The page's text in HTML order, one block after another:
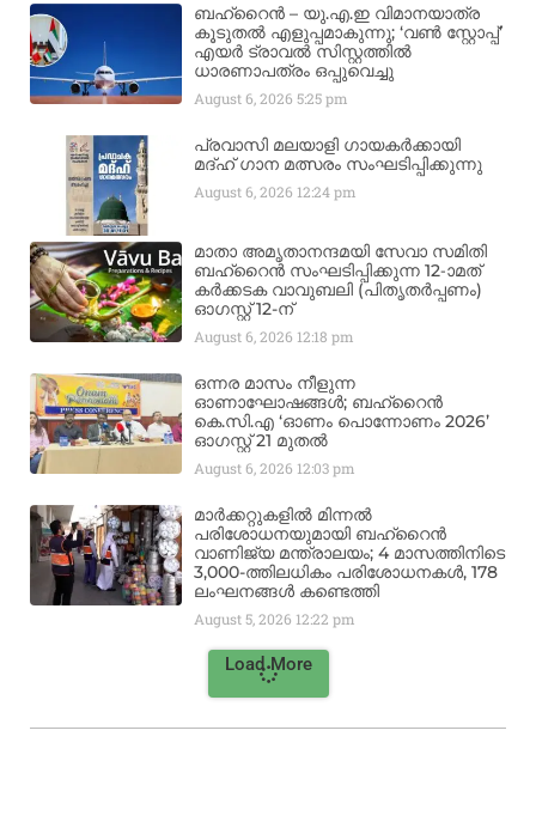
ബഹ്‌റൈൻ – യു.എ.ഇ വിമാനയാത്ര
കൂടുതൽ എളുപ്പമാകുന്നു; ‘വൺ സ്റ്റോപ്പ്’
എയർ ട്രാവൽ സിസ്റ്റത്തിൽ
ധാരണാപത്രം ഒപ്പുവെച്ചു
August 6, 20265:25 pm
പ്രവാസി മലയാളി ഗായകർക്കായി
മദ്ഹ് ഗാന മത്സരം സംഘടിപ്പിക്കുന്നു
August 6, 2026 12:24 pm
മാതാ അമൃതാനന്ദമയി സേവാ സമിതി
ബഹ്‌റൈൻ സംഘടിപ്പിക്കുന്ന 12-ാമത്
കർക്കടക വാവുബലി (പിതൃതർപ്പണം)
ഓഗസ്റ്റ് 12-ന്
August 6, 2026 12:18 pm
ഒന്നര മാസം നീളുന്ന
ഓണാഘോഷങ്ങൾ; ബഹ്‌റൈൻ
കെ.സി.എ ‘ഓണം പൊന്നോണം 2026’
ഓഗസ്റ്റ് 21 മുതൽ
August 6, 2026 12:03 pm
മാർക്കറ്റുകളിൽ മിന്നൽ
പരിശോധനയുമായി ബഹ്‌റൈൻ
വാണിജ്യ മന്ത്രാലയം; 4 മാസത്തിനിടെ
3,000-ത്തിലധികം പരിശോധനകൾ, 178
ലംഘനങ്ങൾ കണ്ടെത്തി
August 5, 2026 12:22 pm
Load More